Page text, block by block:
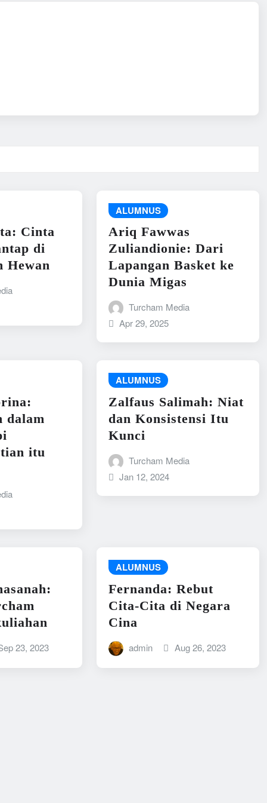
Cinta
di
Hewan
ALUMNUS
Ariq Fawwas
Zuliandionie: Dari
Lapangan Basket ke
Dunia Migas
Turcham Media
Apr 29, 2025
dalam
itu
ALUMNUS
Zalfaus Salimah: Niat
dan Konsistensi Itu
Kunci
Turcham Media
Jan 12, 2024
23, 2023
ALUMNUS
Fernanda: Rebut
Cita-Cita di Negara
Cina
admin Aug 26, 2023